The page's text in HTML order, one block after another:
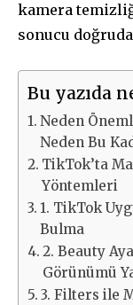
kamera
sonucu
Bu yazıda
Neden
Neden Bu
TikTok’ta
Yöntemleri
1. TikTok
Bulma
2. Beauty
Görünümü
3. Filters ile